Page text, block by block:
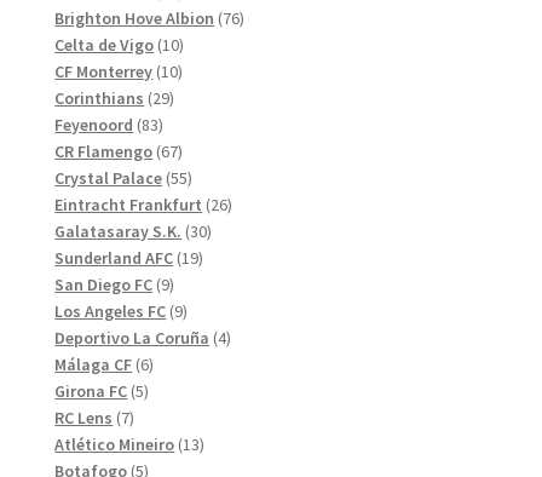
produkter
Brighton Hove Albion 7676
Celta de Vigo 1010
produkter
CF Monterrey 1010
Corinthians 2929
Feyenoord 8383
produkter
CR Flamengo 6767
produkter
Crystal Palace 5555
produkter
Eintracht Frankfurt 2626
Galatasaray S.K. 3030
Sunderland AFC 1919
San Diego FC 99
produkter
Los Angeles FC 99
produkter
Deportivo La Coruña 44
Málaga CF 66
Girona FC 55
RC Lens 77
produkter
Atlético Mineiro 1313
Botafogo 55